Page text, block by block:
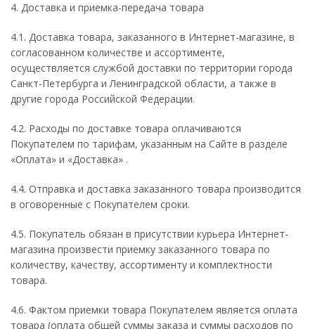
4. Доставка и приемка-передача товара
4.1. Доставка товара, заказанного в Интернет-магазине, в
согласованном количестве и ассортименте,
осуществляется службой доставки по территории города
Санкт-Петербурга и Ленинградской области, а также в
другие города Российской Федерации.
4.2. Расходы по доставке товара оплачиваются
Покупателем по тарифам, указанным на Сайте в разделе
«Оплата» и «Доставка» .
4.4. Отправка и доставка заказанного товара производится
в оговоренные с Покупателем сроки.
4.5. Покупатель обязан в присутствии курьера Интернет-
магазина произвести приемку заказанного товара по
количеству, качеству, ассортименту и комплектности
товара.
4.6. Фактом приемки товара Покупателем является оплата
товара (оплата общей суммы заказа и суммы расходов по